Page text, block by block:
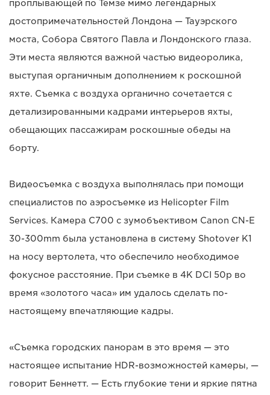
проплывающей по Темзе мимо легендарных
достопримечательностей Лондона — Тауэрского
моста, Собора Святого Павла и Лондонского глаза.
Эти места являются важной частью видеоролика,
выступая органичным дополнением к роскошной
яхте. Съемка с воздуха органично сочетается с
детализированными кадрами интерьеров яхты,
обещающих пассажирам роскошные обеды на
борту.
Видеосъемка с воздуха выполнялась при помощи
специалистов по аэросъемке из Helicopter Film
Services. Камера C700 с зумобъективом Canon CN-E
30-300mm была установлена в систему Shotover K1
на носу вертолета, что обеспечило необходимое
фокусное расстояние. При съемке в 4K DCI 50p во
время «золотого часа» им удалось сделать по-
настоящему впечатляющие кадры.
«Съемка городских панорам в это время — это
настоящее испытание HDR-возможностей камеры, —
говорит Беннетт. — Есть глубокие тени и яркие пятна